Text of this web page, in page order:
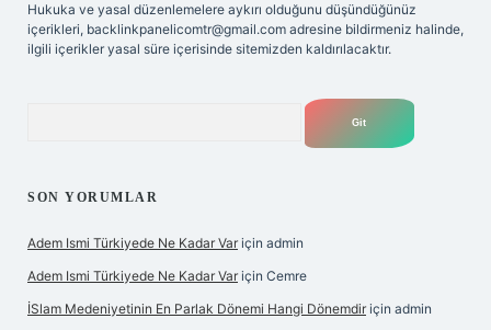
Hukuka ve yasal düzenlemelere aykırı olduğunu düşündüğünüz
içerikleri, backlinkpanelicomtr@gmail.com adresine bildirmeniz halinde,
ilgili içerikler yasal süre içerisinde sitemizden kaldırılacaktır.
SON YORUMLAR
Adem Ismi Türkiyede Ne Kadar Var için admin
Adem Ismi Türkiyede Ne Kadar Var için Cemre
İSlam Medeniyetinin En Parlak Dönemi Hangi Dönemdir için admin